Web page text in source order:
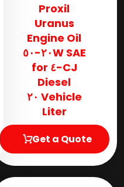
Proxil
Uranus
Engine Oil
SAE ٢٠W-٥٠
CJ-٤ for
Diesel
Vehicle ٢٠
Liter
Get a Quote